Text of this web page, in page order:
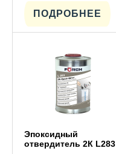
ПОДРОБНЕЕ
Эпоксидный
отвердитель 2К L283